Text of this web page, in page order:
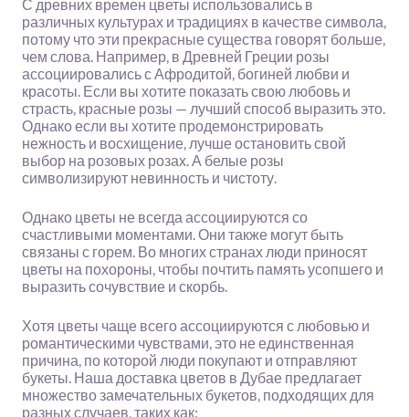
С древних времен цветы использовались в
различных культурах и традициях в качестве символа,
потому что эти прекрасные существа говорят больше,
чем слова. Например, в Древней Греции розы
ассоциировались с Афродитой, богиней любви и
красоты. Если вы хотите показать свою любовь и
страсть, красные розы — лучший способ выразить это.
Однако если вы хотите продемонстрировать
нежность и восхищение, лучше остановить свой
выбор на розовых розах. А белые розы
символизируют невинность и чистоту.
Однако цветы не всегда ассоциируются со
счастливыми моментами. Они также могут быть
связаны с горем. Во многих странах люди приносят
цветы на похороны, чтобы почтить память усопшего и
выразить сочувствие и скорбь.
Хотя цветы чаще всего ассоциируются с любовью и
романтическими чувствами, это не единственная
причина, по которой люди покупают и отправляют
букеты. Наша доставка цветов в Дубае предлагает
множество замечательных букетов, подходящих для
разных случаев, таких как: